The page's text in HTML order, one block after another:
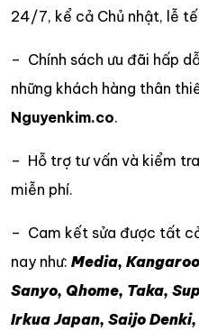
24/7, kể cả Chủ nhật, lễ
– Chính sách ưu đãi hấp
những khách hàng thân
Nguyenkim.co.
– Hỗ trợ tư vấn và kiểm
miễn phí.
– Cam kết sửa được tất
nay như: Media,
Sanyo, Qhome, Taka,
Irkua Japan, Saijo